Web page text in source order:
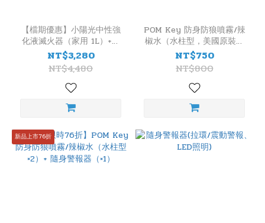
藥
劑
產
地
台
【檔期優惠】小陽光中性強
化液滅火器（家用 1L）+美
國POM Key 防身防狼噴霧/
辣椒水｜正德防火
NT$3,280
NT$4,480
POM Key 防身防狼噴霧/辣
椒水（水柱型，美國原裝進
口）
NT$750
NT$800
新品上市76折